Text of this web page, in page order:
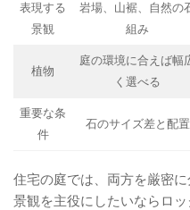
表現する
景観
岩場、山裾、自然の
組み
植物
庭の環境に合えば幅
く選べる
重要な条
件
石のサイズ差と配置
住宅の庭では、両方を厳密
景観を主役にしたいならロ